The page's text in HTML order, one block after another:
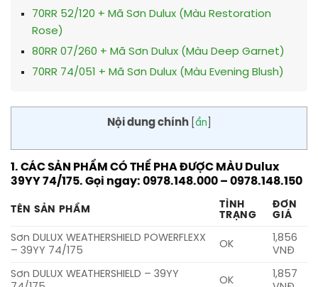
70RR 52/120 + Mã Sơn Dulux (Màu Restoration
Rose)
80RR 07/260 + Mã Sơn Dulux (Màu Deep Garnet)
70RR 74/051 + Mã Sơn Dulux (Màu Evening Blush)
Nội dung chính ẩn
1. CÁC SẢN PHẨM CÓ THỂ PHA ĐƯỢC MÀU Dulux
39YY 74/175. Gọi ngay: 0978.148.000 – 0978.148.150
TÊN SẢN PHẨM
TÌNH
TRẠNG
ĐƠN
GIÁ
Sơn DULUX WEATHERSHIELD POWERFLEXX
– 39YY 74/175
OK
1,856
VNĐ
Sơn DULUX WEATHERSHIELD – 39YY
OK
1,857